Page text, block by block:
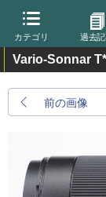
カテゴリ 過去
Vario-Sonnar
前の画像